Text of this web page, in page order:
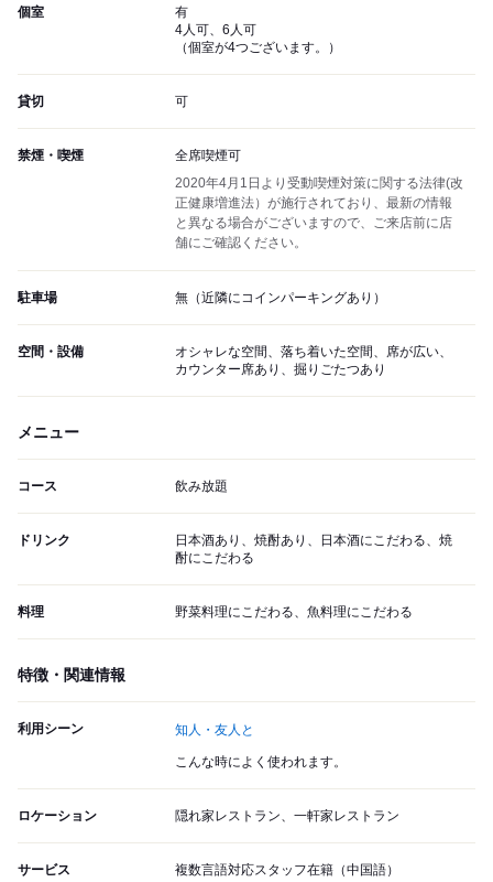
個室
有
4人可、6人可
（個室が4つございます。）
貸切 可
禁煙・喫煙
全席喫煙可
2020年4月1日より受動喫煙対策に関する法律(改
正健康増進法）が施行されており、最新の情報
と異なる場合がございますので、ご来店前に店
舗にご確認ください。
駐車場 無（近隣にコインパーキングあり）
空間・設備
オシャレな空間、落ち着いた空間、席が広い、
カウンター席あり、掘りごたつあり
メニュー
コース 飲み放題
ドリンク
日本酒あり、焼酎あり、日本酒にこだわる、焼
酎にこだわる
料理 野菜料理にこだわる、魚料理にこだわる
特徴・関連情報
利用シーン 知人・友人と
こんな時によく使われます。
ロケーション 隠れ家レストラン、一軒家レストラン
サービス 複数言語対応スタッフ在籍（中国語）